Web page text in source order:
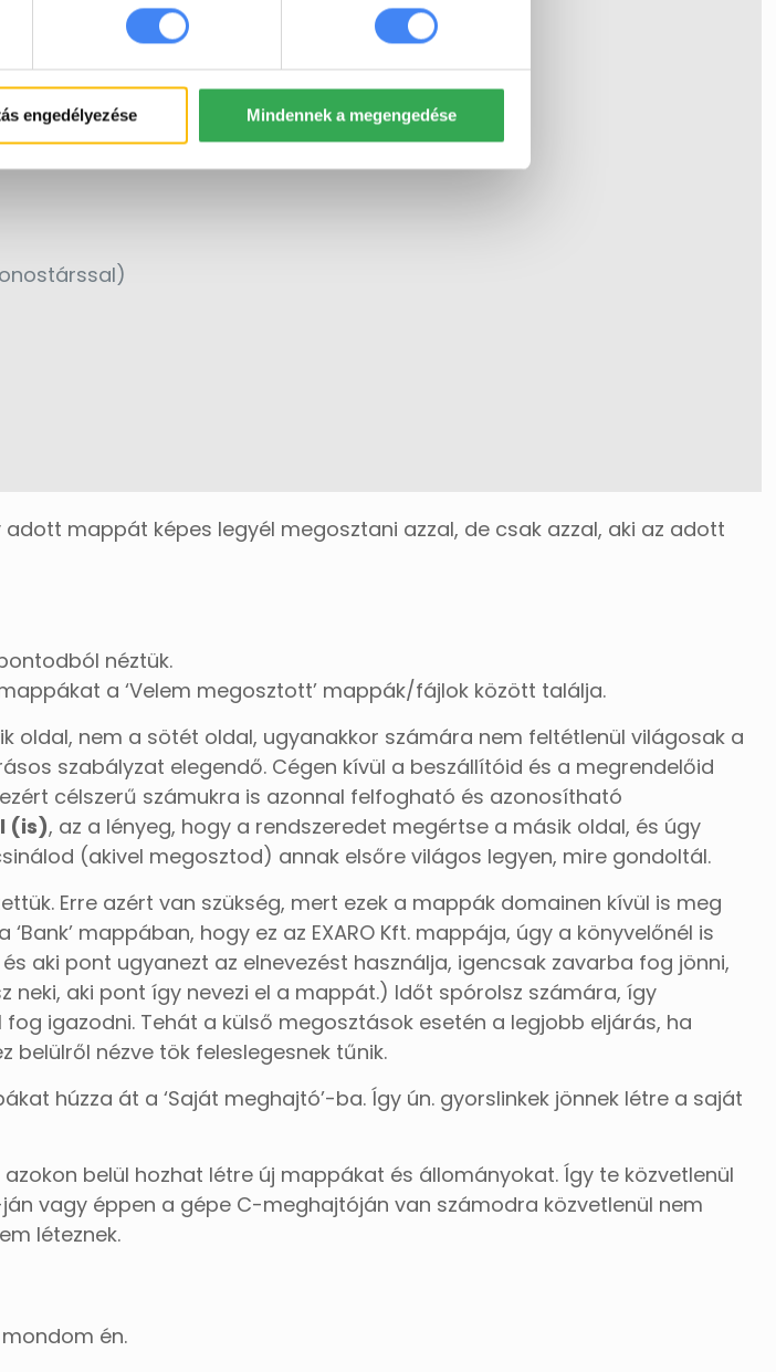
engedélyezése Mindennek a megengedése
mappát képes legyél megosztani azzal, de csak azzal, aki az adott
néztük.
a ‘Velem megosztott’ mappák/fájlok között találja.
oldal, nem a sötét oldal, ugyanakkor számára nem feltétlenül világosak a
szabályzat elegendő. Cégen kívül a beszállítóid és a megrendelőid
célszerű számukra is azonnal felfogható és azonosítható
(is), az a lényeg, hogy a rendszeredet megértse a másik oldal, és úgy
(akivel megosztod) annak elsőre világos legyen, mire gondoltál.
Erre azért van szükség, mert ezek a mappák domainen kívül is meg
mappában, hogy ez az EXARO Kft. mappája, úgy a könyvelőnél is
aki pont ugyanezt az elnevezést használja, igencsak zavarba fog jönni,
neki, aki pont így nevezi el a mappát.) Időt spórolsz számára, így
igazodni. Tehát a külső megosztások esetén a legjobb eljárás, ha
nézve tök feleslegesnek tűnik.
húzza át a ‘Saját meghajtó’-ba. Így ún. gyorslinkek jönnek létre a saját
belül hozhat létre új mappákat és állományokat. Így te közvetlenül
vagy éppen a gépe C-meghajtóján van számodra közvetlenül nem
léteznek.
én.